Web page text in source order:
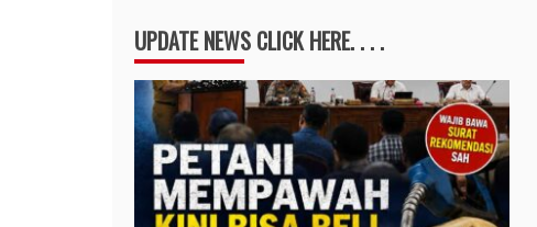
UPDATE NEWS CLICK HERE. . . .